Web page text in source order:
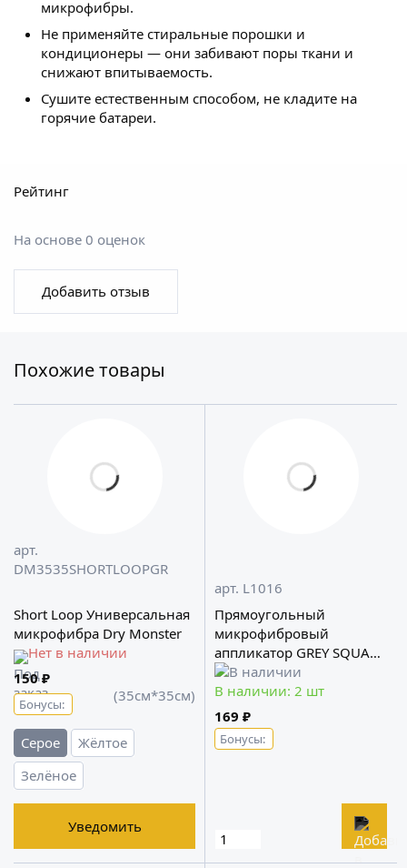
микрофибры.
Не применяйте стиральные порошки и
кондиционеры — они забивают поры ткани и
снижают впитываемость.
Сушите естественным способом, не кладите на
горячие батареи.
Рейтинг
На основе 0 оценок
Добавить отзыв
Похожие товары
арт.
DM3535SHORTLOOPGR
Short Loop Универсальная
микрофибра Dry Monster
Нет в наличии
150 ₽
Бонусы: (35см*35см)
Серое
Жёлтое
Зелёное
Уведомить
арт. L1016
Прямоугольный
микрофибровый
аппликатор GREY SQUARE
LERATON
В наличии: 2 шт
169 ₽
Бонусы: